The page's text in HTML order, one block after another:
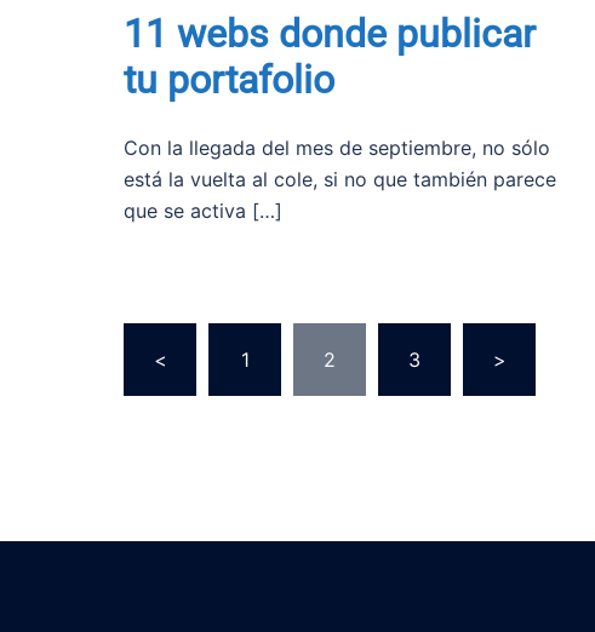
11 webs donde publicar
tu portafolio
Con la llegada del mes de septiembre, no sólo
está la vuelta al cole, si no que también parece
que se activa […]
Paginación
de
< 1 2 3 >